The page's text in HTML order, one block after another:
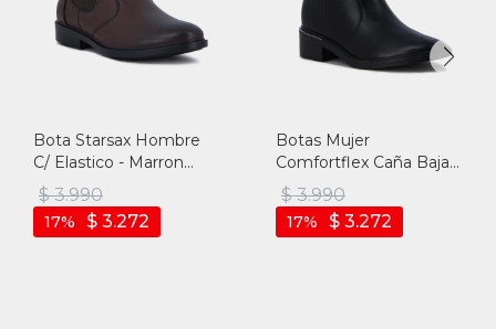
Bota Starsax Hombre
C/ Elastico - Marron
Oscuro - Marron Oscuro
$ 3.990
$ 3.272
17
Botas Mujer
Comfortflex Caña Baja
Con Hebilla - Negro
$ 3.990
$ 3.272
17